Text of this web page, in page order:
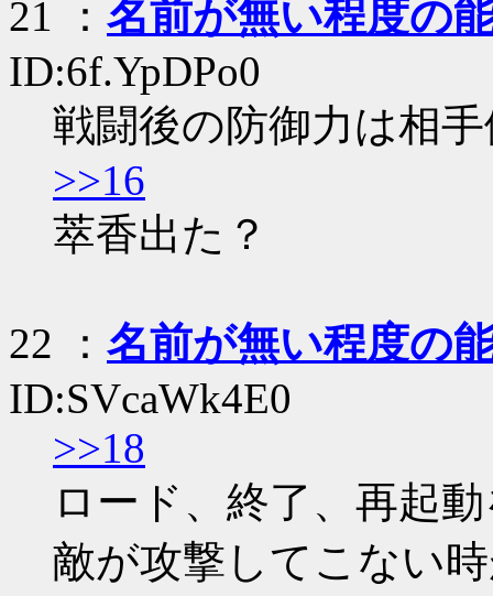
21 ： 名前が無い程度の
ID:6f.YpDPo0
戦闘後の防御力は相
>>16
萃香出た？
22 ： 名前が無い程度の
ID:SVcaWk4E0
>>18
ロード、終了、再起
敵が攻撃してこない